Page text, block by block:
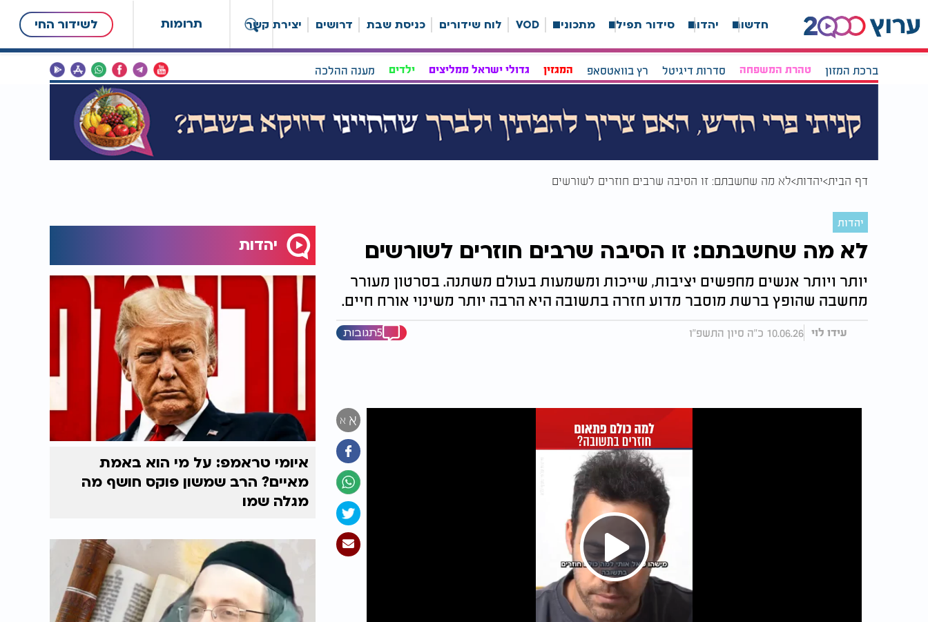
תרומות לשידור החי חדשות יהדות סידור תפילה מתכונים VOD לוח שידורים כניסת שבת דרושים יצירת קשר
ברכת המזון טהרת המשפחה סדרות דיגיטל רץ בוואטסאפ המגזין גדולי ישראל ממליצים ילדים מענה ההלכה
דף הבית יהדות לא מה שחשבתם: זו הסיבה שרבים חוזרים לשורשים
יהדות
לא מה שחשבתם: זו הסיבה שרבים חוזרים לשורשים
יותר ויותר אנשים מחפשים יציבות, שייכות ומשמעות בעולם משתנה. בסרטון מעורר
מחשבה שהופץ ברשת מוסבר מדוע חזרה בתשובה היא הרבה יותר משינוי אורח חיים.
עידו לוי 10.06.26 כ"ה סיון התשפ"ו 5תגובות
א א
Play
יהדות
איומי טראמפ: על מי הוא באמת
מאיים? הרב שמשון פוקס חושף מה
מגלה שמו